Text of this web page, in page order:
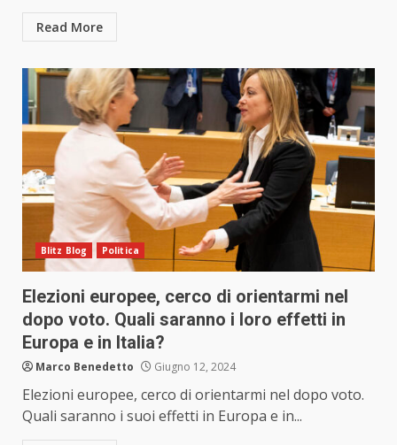
Read More
Blitz Blog Politica
Elezioni europee, cerco di orientarmi nel
dopo voto. Quali saranno i loro effetti in
Europa e in Italia?
Marco Benedetto Giugno 12, 2024
Elezioni europee, cerco di orientarmi nel dopo voto.
Quali saranno i suoi effetti in Europa e in...